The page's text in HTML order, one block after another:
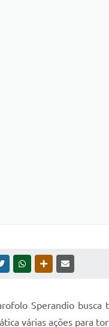
TWITTERWHATSAPPOUTRAS MÍDIAS
Sperandio busca
várias ações para